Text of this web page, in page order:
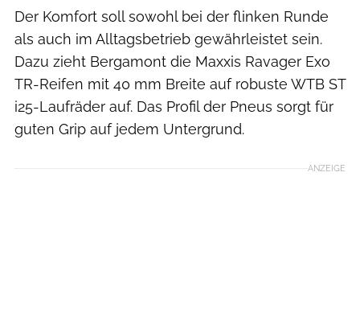
Der Komfort soll sowohl bei der flinken Runde
als auch im Alltagsbetrieb gewährleistet sein.
Dazu zieht Bergamont die Maxxis Ravager Exo
TR-Reifen mit 40 mm Breite auf robuste WTB ST
i25-Laufräder auf. Das Profil der Pneus sorgt für
guten Grip auf jedem Untergrund.
ANZEIGE